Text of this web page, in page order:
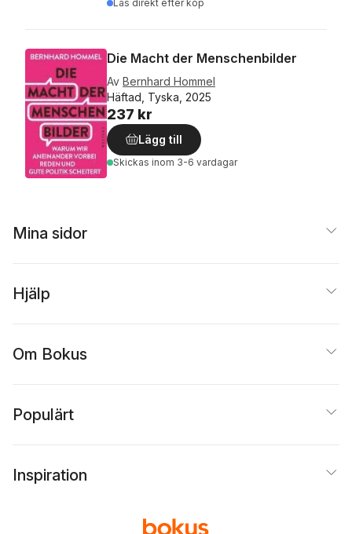
Läs direkt efter köp
Die Macht der Menschenbilder
Av Bernhard Hommel
Häftad, Tyska, 2025
237 kr
Lägg till
Skickas inom 3-6 vardagar
Mina sidor
Hjälp
Om Bokus
Populärt
Inspiration